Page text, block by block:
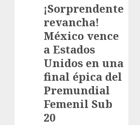
¡Sorprendente
revancha!
México vence
a Estados
Unidos en una
final épica del
Premundial
Femenil Sub
20